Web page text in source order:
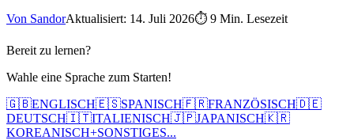
Von SandorAktualisiert: 14. Juli 2026⏱ 9 Min. Lesezeit
Bereit zu lernen?
Wahle eine Sprache zum Starten!
🇬🇧ENGLISCH🇪🇸SPANISCH🇫🇷FRANZÖSISCH🇩🇪
DEUTSCH🇮🇹ITALIENISCH🇯🇵JAPANISCH🇰🇷
KOREANISCH+SONSTIGES...